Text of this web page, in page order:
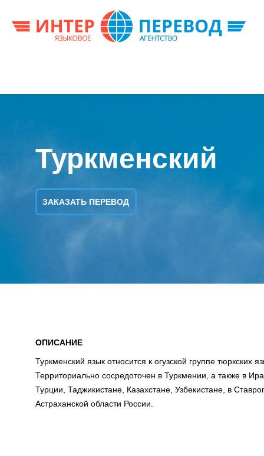
Туркменский
ЗАКАЗАТЬ ПЕРЕВОД
ОПИСАНИЕ
Туркменский язык относится к огузской группе тюркских
Территориально сосредоточен в Туркмении, а также в
Турции, Таджикистане, Казахстане, Узбекистане, в
Астраханской области России.